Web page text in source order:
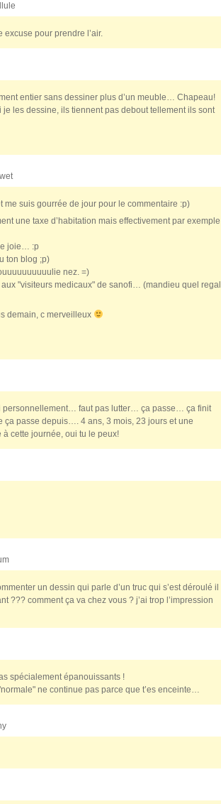
excuse pour prendre l’air.
entier sans dessiner plus d’un meuble… Chapeau!
les dessine, ils tiennent pas debout tellement ils sont
me suis gourrée de jour pour le commentaire :p)
une taxe d’habitation mais effectivement par exemple
joie… :p
ton blog ;p)
nez. =)
"visiteurs medicaux" de sanofi… (mandieu quel regal
demain, c merveilleux
personnellement… faut pas lutter… ça passe… ça finit
passe depuis…. 4 ans, 3 mois, 23 jours et une
cette journée, oui tu le peux!
un dessin qui parle d’un truc qui s’est déroulé il
??? comment ça va chez vous ? j’ai trop l’impression
spécialement épanouissants !
ne continue pas parce que t’es enceinte…